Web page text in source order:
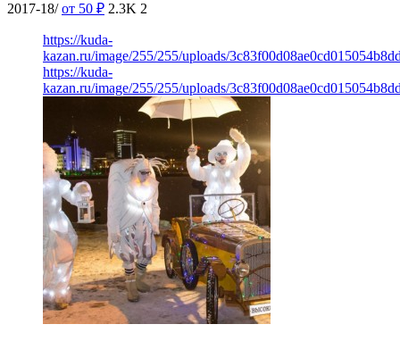
2017-18/ от 50 ₽ 2.3K 2
https://kuda-
kazan.ru/image/255/255/uploads/
https://kuda-
kazan.ru/image/255/255/uploads/